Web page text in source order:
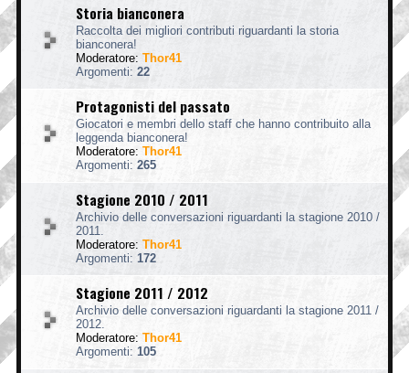
Storia bianconera
Raccolta dei migliori contributi riguardanti la storia
bianconera!
Moderatore: Thor41
Argomenti: 22
Protagonisti del passato
Giocatori e membri dello staff che hanno contribuito alla
leggenda bianconera!
Moderatore: Thor41
Argomenti: 265
Stagione 2010 / 2011
Archivio delle conversazioni riguardanti la stagione 2010 /
2011.
Moderatore: Thor41
Argomenti: 172
Stagione 2011 / 2012
Archivio delle conversazioni riguardanti la stagione 2011 /
2012.
Moderatore: Thor41
Argomenti: 105